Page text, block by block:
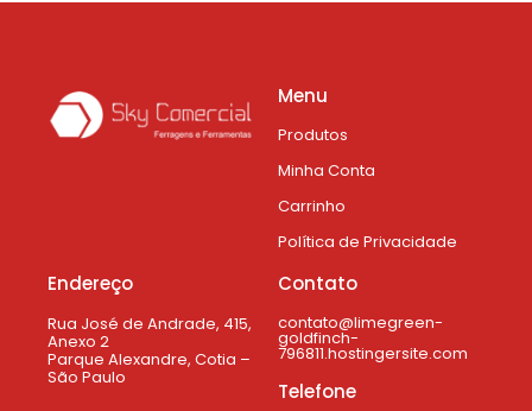
Menu
Produtos
Minha Conta
Carrinho
Política de Privacidade
Endereço
Rua José de Andrade, 415,
Anexo 2
Parque Alexandre, Cotia –
São Paulo
Contato
contato@limegreen-
goldfinch-
796811.hostingersite.com
Telefone